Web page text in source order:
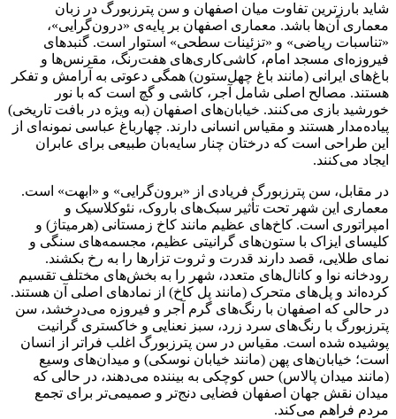
شاید بارزترین تفاوت میان اصفهان و سن پترزبورگ در زبان
معماری آن‌ها باشد. معماری اصفهان بر پایه‌ی «درون‌گرایی»،
«تناسبات ریاضی» و «تزئینات سطحی» استوار است. گنبدهای
فیروزه‌ای مسجد امام، کاشی‌کاری‌های هفت‌رنگ، مقرنس‌ها و
باغ‌های ایرانی (مانند باغ چهل‌ستون) همگی دعوتی به آرامش و تفکر
هستند. مصالح اصلی شامل آجر، کاشی و گچ است که با نور
خورشید بازی می‌کنند. خیابان‌های اصفهان (به ویژه در بافت تاریخی)
پیاده‌مدار هستند و مقیاس انسانی دارند. چهارباغ عباسی نمونه‌ای از
این طراحی است که درختان چنار سایه‌بان طبیعی برای عابران
ایجاد می‌کنند.
در مقابل، سن پترزبورگ فریادی از «برون‌گرایی» و «ابهت» است.
معماری این شهر تحت تأثیر سبک‌های باروک، نئوکلاسیک و
امپراتوری است. کاخ‌های عظیم مانند کاخ زمستانی (هرمیتاژ) و
کلیسای ایزاک با ستون‌های گرانیتی عظیم، مجسمه‌های سنگی و
نمای طلایی، قصد دارند قدرت و ثروت تزارها را به رخ بکشند.
رودخانه نوا و کانال‌های متعدد، شهر را به بخش‌های مختلف تقسیم
کرده‌اند و پل‌های متحرک (مانند پل کاخ) از نمادهای اصلی آن هستند.
در حالی که اصفهان با رنگ‌های گرم آجر و فیروزه می‌درخشد، سن
پترزبورگ با رنگ‌های سرد زرد، سبز نعنایی و خاکستری گرانیت
پوشیده شده است. مقیاس در سن پترزبورگ اغلب فراتر از انسان
است؛ خیابان‌های پهن (مانند خیابان نوسکی) و میدان‌های وسیع
(مانند میدان پالاس) حس کوچکی به بیننده می‌دهند، در حالی که
میدان نقش جهان اصفهان فضایی دنج‌تر و صمیمی‌تر برای تجمع
مردم فراهم می‌کند.